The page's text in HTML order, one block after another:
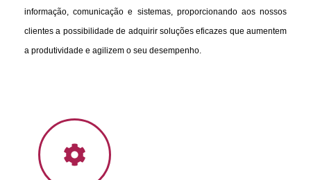
informação, comunicação e sistemas, proporcionando aos nossos
clientes a possibilidade de adquirir soluções eficazes que aumentem
a produtividade e agilizem o seu desempenho.